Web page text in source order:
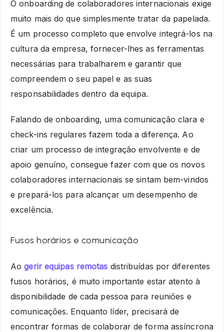
O onboarding de colaboradores internacionais exige
muito mais do que simplesmente tratar da papelada.
É um processo completo que envolve integrá-los na
cultura da empresa, fornecer-lhes as ferramentas
necessárias para trabalharem e garantir que
compreendem o seu papel e as suas
responsabilidades dentro da equipa.
Falando de onboarding, uma comunicação clara e
check-ins regulares fazem toda a diferença. Ao
criar um processo de integração envolvente e de
apoio genuíno, consegue fazer com que os novos
colaboradores internacionais se sintam bem-vindos
e prepará-los para alcançar um desempenho de
excelência.
Fusos horários e comunicação
Aogerir equipas remotas distribuídas por diferentes
fusos horários, é muito importante estar atento à
disponibilidade de cada pessoa para reuniões e
comunicações. Enquanto líder, precisará de
encontrar formas de colaborar de forma assíncrona